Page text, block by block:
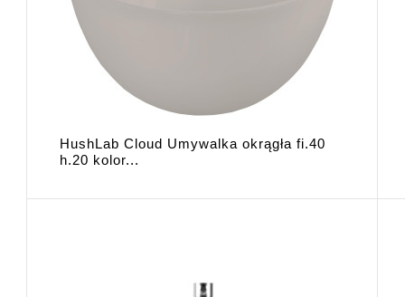
HushLab Cloud Umywalka okrągła fi.40
h.20 kolor...